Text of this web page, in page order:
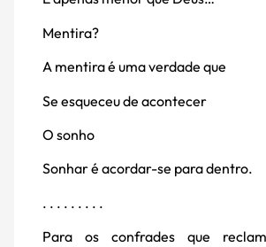
Mentira?
A mentira é uma verdade que
Se esqueceu de acontecer
O sonho
Sonhar é acordar-se para dentro.
. . . . . . . . .
Para os confrades que